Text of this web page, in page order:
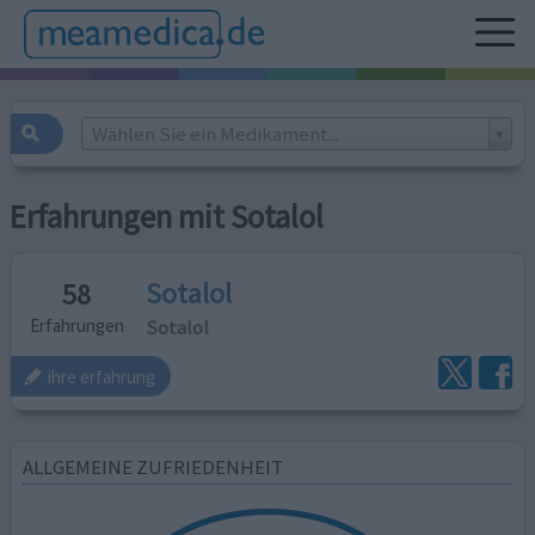
Wählen Sie ein Medikament...
Erfahrungen mit Sotalol
58
Erfahrungen
Sotalol
Sotalol
ihre erfahrung
ALLGEMEINE ZUFRIEDENHEIT